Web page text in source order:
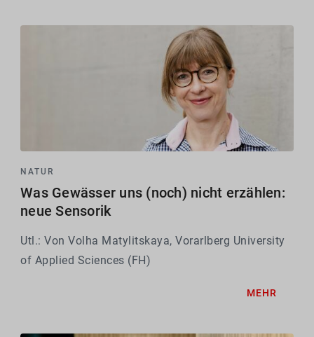
NATUR
Was Gewässer uns (noch) nicht erzählen:
neue Sensorik
Utl.: Von Volha Matylitskaya, Vorarlberg University
of Applied Sciences (FH)
MEHR